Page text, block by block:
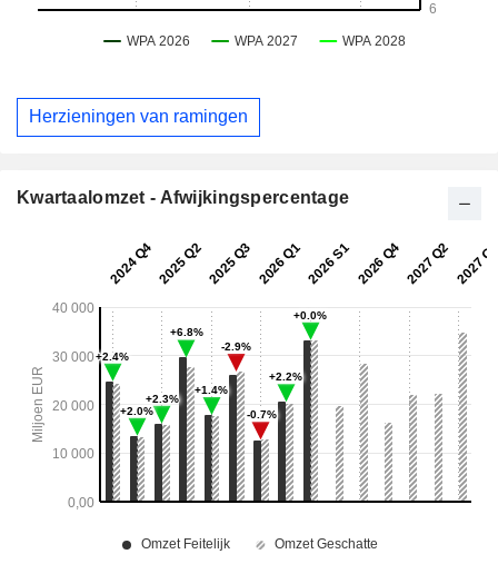
Herzieningen van ramingen
Kwartaalomzet - Afwijkingspercentage